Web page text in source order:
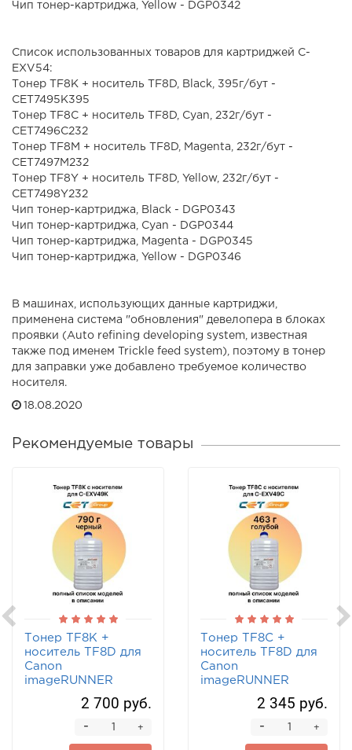
Чип тонер-картриджа, Yellow - DGP0342
Список использованных товаров для картриджей C-
EXV54:
Тонер TF8K + носитель TF8D, Black, 395г/бут -
CET7495K395
Тонер TF8C + носитель TF8D, Cyan, 232г/бут -
CET7496C232
Тонер TF8M + носитель TF8D, Magenta, 232г/бут -
CET7497M232
Тонер TF8Y + носитель TF8D, Yellow, 232г/бут -
CET7498Y232
Чип тонер-картриджа, Black - DGP0343
Чип тонер-картриджа, Cyan - DGP0344
Чип тонер-картриджа, Magenta - DGP0345
Чип тонер-картриджа, Yellow - DGP0346
В машинах, использующих данные картриджи,
применена система "обновления" девелопера в блоках
проявки (Auto refining developing system, известная
также под именем Trickle feed system), поэтому в тонер
для заправки уже добавлено требуемое количество
носителя.
18.08.2020
Рекомендуемые товары
Тонер TF8K +
носитель TF8D для
Canon
imageRUNNER
C3320i (CET) 790г
для C-EXV49K
2 700 руб.
+
-
Тонер TF8C +
носитель TF8D для
Canon
imageRUNNER
C3320i (CET) 463 г
для C-EXV49C
2 345 руб.
+
-